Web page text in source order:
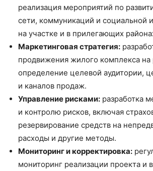
реализация мероприятий по
сети, коммуникаций и социальной
на участке и в прилегающих
Маркетинговая стратегия:
продвижения жилого комплекса на
определение целевой аудитории,
и каналов продаж.
Управление рисками: разработка
и контролю рисков, включая
резервирование средств на
расходы и другие методы.
Мониторинг и корректировка:
мониторинг реализации проекта и